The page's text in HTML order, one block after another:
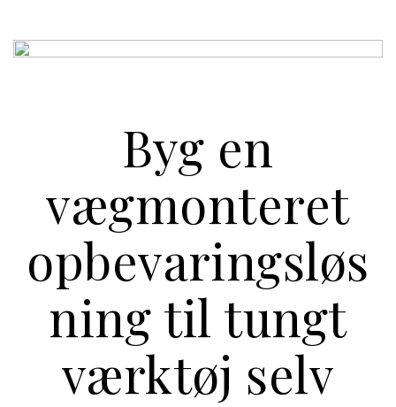
Byg en
vægmonteret
opbevaringsløs
ning til tungt
værktøj selv